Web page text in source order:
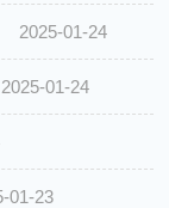
2025-01-24
2025-01-24
01-23